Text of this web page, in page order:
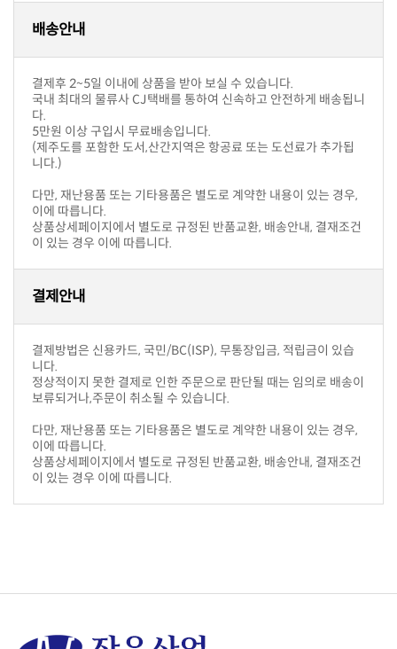
배송안내
결제후 2~5일 이내에 상품을 받아 보실 수 있습니다.
다.
5만원 이상 구입시 무료배송입니다.
니다.)
이에 따릅니다.
이 있는 경우 이에 따릅니다.
결제안내
니다.
보류되거나,주문이 취소될 수 있습니다.
이에 따릅니다.
이 있는 경우 이에 따릅니다.